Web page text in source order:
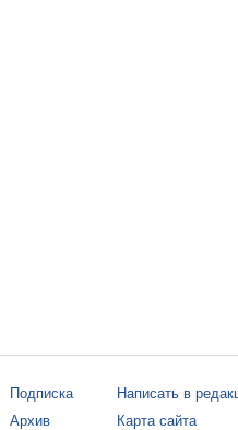
Подписка
Архив
Написать в
Карта сайта